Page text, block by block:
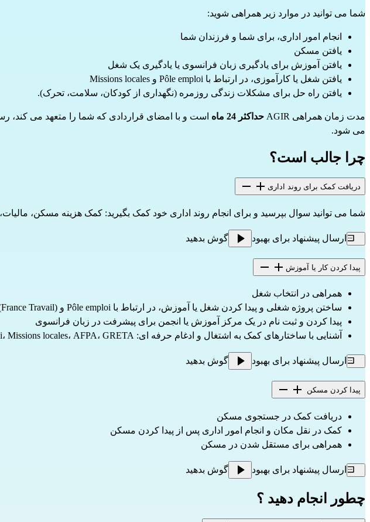
شما می توانید در موارد زیر همراهی شوید:
انجام امور اداری، برای شما و فرزندان شما
یافتن مسکن
یافتن آموزش برای یادگیری زبان فرانسوی یا یادگیری یک شغل
یافتن شغل یا کارآموزی، در ارتباط با Pôle emploi و Missions locales
یافتن راه حل برای مشکلات زندگی روزمره (نگهداری از کودکان، سلامت، تحرک).
مدت زمان همراهی AGIR حداکثر 24 ماه
می شود.
چرا جالب است؟
دریافت کمک برای روند اداری
شما می توانید سوال بپرسید و برای انجام روند اداری خود کمک بگیرید: کمک هزینه مسکن،
ارسال پیشنهاد برای بهبود گوش بدهید
پیدا کردن کار یا آموزش
همراهی در انتخاب شغل
ساختن پروژه شغلی و پیدا کردن شغل یا آموزش، در ارتباط با Pôle emploi و Missions locales (France Travail)
پیدا کردن و ثبت نام در یک مرکز آموزش یا انجمن برای پیشرفت در زبان فرانسوی
آشنایی با ساختارهای کمک به اشتغال و ادغام حرفه ای: Pôle emploi، Missions locales، AFPA، GRETA و غیره
ارسال پیشنهاد برای بهبود گوش بدهید
پیدا کردن مسکن
دریافت کمک در جستجوی مسکن
کمک در نقل مکان و انجام امور اداری پس از پیدا کردن مسکن
همراهی برای مستقل شدن در مسکن
ارسال پیشنهاد برای بهبود گوش بدهید
چطور انجام دهید ؟